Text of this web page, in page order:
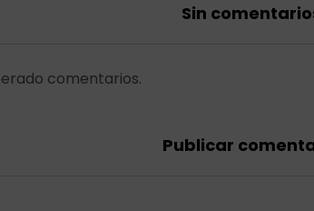
Sin
comentarios.
Publicar